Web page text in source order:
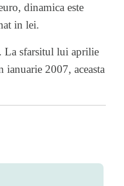
dinamica este
in lei.
La sfarsitul lui aprilie
2007, aceasta